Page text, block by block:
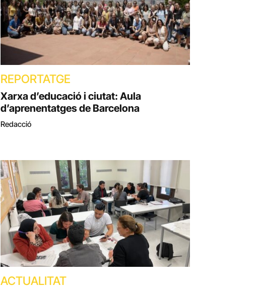
REPORTATGE
Xarxa d’educació i ciutat: Aula
d’aprenentatges de Barcelona
Redacció
ACTUALITAT